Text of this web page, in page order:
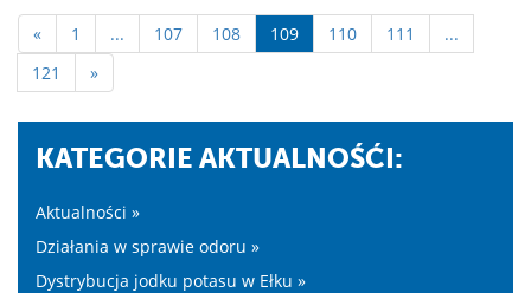
« 1 ... 107 108 109 110 111
...
121
»
KATEGORIE AKTUALNOŚĆI:
Aktualności »
Działania w sprawie odoru »
Dystrybucja jodku potasu w Ełku »